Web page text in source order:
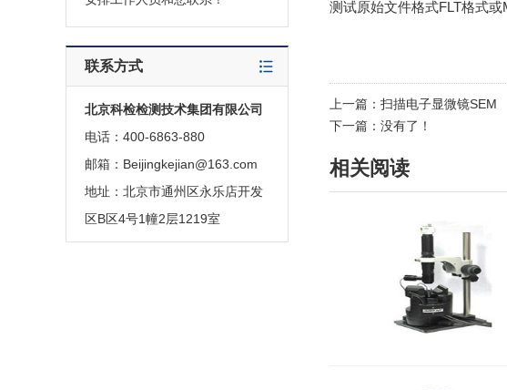
联系方式
北京科检检测技术集团有限公司
电话：400-6863-880
邮箱：Beijingkejian@163.com
地址：北京市通州区永乐店开发
区B区4号1幢2层1219室
测试原始文件格式FLT格式或
上一篇： 扫描电子显微镜SEM
下一篇：没有了！
相关阅读